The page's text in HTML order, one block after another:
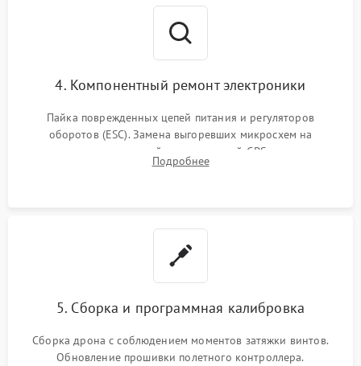
4. Компонентный ремонт электроники
Пайка поврежденных цепей питания и регуляторов
оборотов (ESC). Замена выгоревших микросхем на
материнской плате, модулей GPS
Подробнее
5. Сборка и программная калибровка
Сборка дрона с соблюдением моментов затяжки винтов.
Обновление прошивки полетного контроллера.